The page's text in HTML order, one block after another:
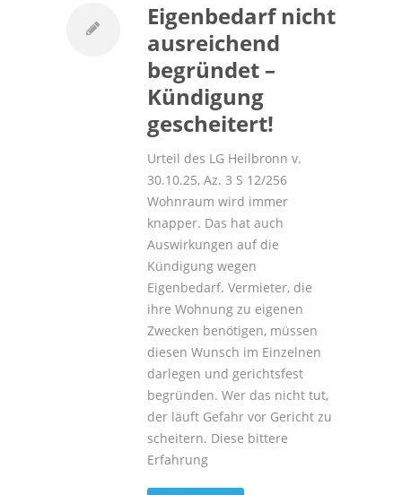
Eigenbedarf nicht
ausreichend
begründet –
Kündigung
gescheitert!
Urteil des LG Heilbronn v.
30.10.25, Az. 3 S 12/256
Wohnraum wird immer
knapper. Das hat auch
Auswirkungen auf die
Kündigung wegen
Eigenbedarf. Vermieter, die
ihre Wohnung zu eigenen
Zwecken benötigen, müssen
diesen Wunsch im Einzelnen
darlegen und gerichtsfest
begründen. Wer das nicht tut,
der läuft Gefahr vor Gericht zu
scheitern. Diese bittere
Erfahrung